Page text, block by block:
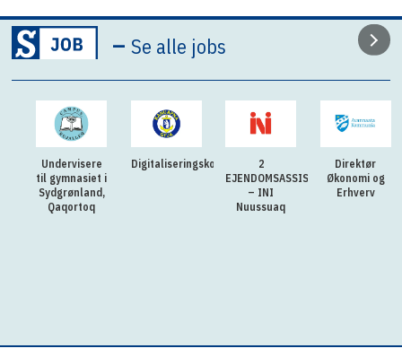
–Se alle jobs
Undervisere
til gymnasiet i
Sydgrønland,
Qaqortoq
Digitaliseringskonsulent
2
EJENDOMSASSISTENTER
– INI
Nuussuaq
Direktør
Økonomi og
Erhverv